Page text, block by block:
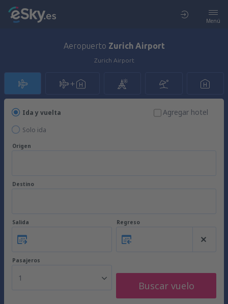
Menú
Aeropuerto Zurich Airport
Zurich Airport
Ida y vuelta
Solo ida
Agregar hotel
Origen
Destino
Salida Regreso
Pasajeros
1
Buscar vuelo